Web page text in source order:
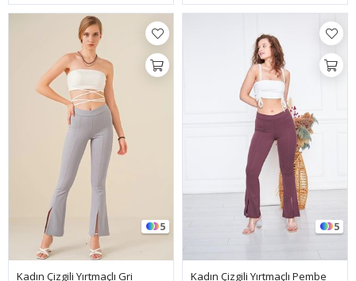
5
Kadın Çizgili Yırtmaçlı Gri
5
Kadın Çizgili Yırtmaçlı Pembe